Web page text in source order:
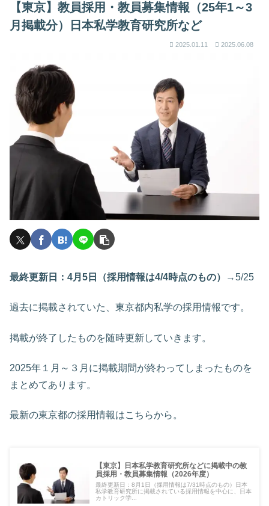
【東京】教員採用・教員募集情報（25年1～3
月掲載分）日本私学教育研究所など
2025.01.11 2025.06.08
最終更新日：4月5日（採用情報は4/4時点のもの） →5/25
過去に掲載されていた、東京都内私学の採用情報です。
掲載が終了したものを随時更新していきます。
2025年１月～３月に掲載期間が終わってしまったものを
まとめてあります。
最新の東京都の採用情報はこちらから。
【東京】日本私学教育研究所などに掲載中の教
員採用・教員募集情報（2026年度）
最終更新日：8月1日（採用情報は7/31時点のもの）日本
私学教育研究所に掲載されている採用情報を中心に、日本
カトリック学...